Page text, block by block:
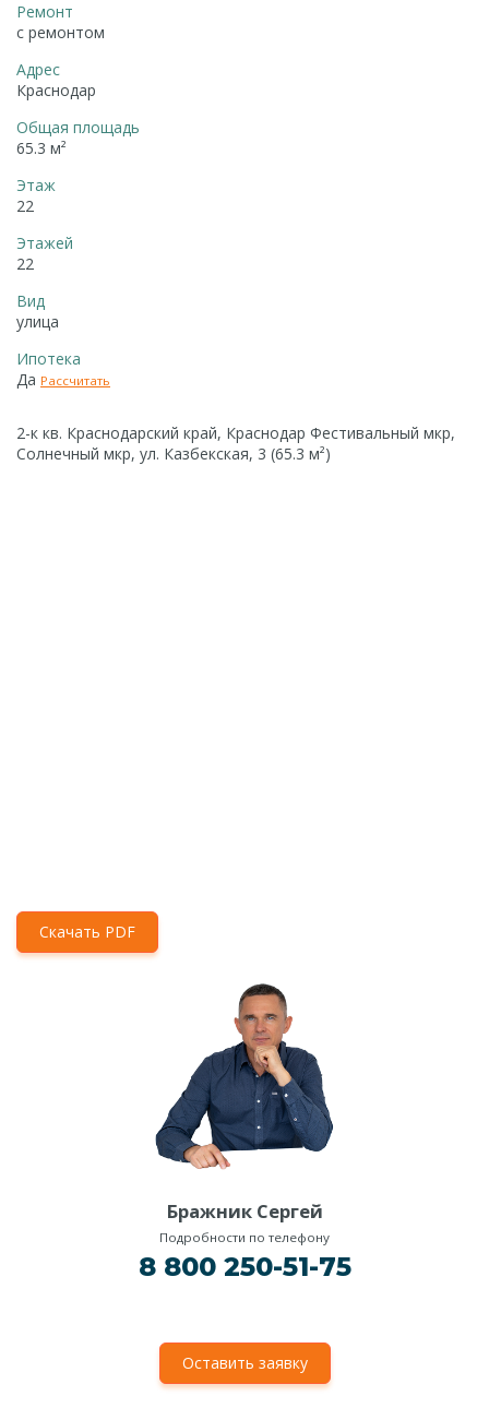
Ремонт
с ремонтом
Адрес
Краснодар
Общая площадь
65.3 м²
Этаж
22
Этажей
22
Вид
улица
Ипотека
Да Рассчитать
2-к кв. Краснодарский край, Краснодар Фестивальный мкр,
Солнечный мкр, ул. Казбекская, 3 (65.3 м²)
Скачать PDF
Бражник Сергей
Подробности по телефону
8 800 250-51-75
Оставить заявку